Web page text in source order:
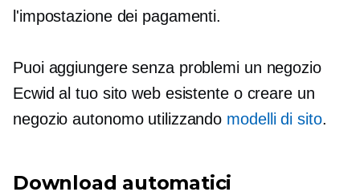
l'impostazione dei pagamenti.
Puoi aggiungere senza problemi un negozio
Ecwid al tuo sito web esistente o creare un
negozio autonomo utilizzando modelli di sito.
Download automatici